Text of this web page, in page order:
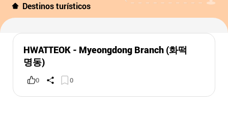
Destinos turísticos
HWATTEOK - Myeongdong Branch (화떡
명동)
0 0